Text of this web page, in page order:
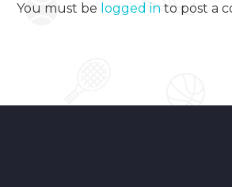
You must be logged in to post a